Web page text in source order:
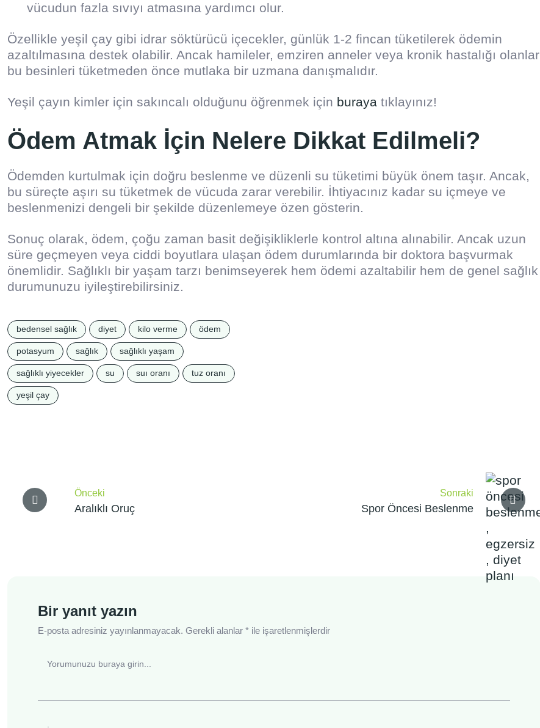
vücudun fazla sıvıyı atmasına yardımcı olur.
Özellikle yeşil çay gibi idrar söktürücü içecekler, günlük 1-2 fincan tüketilerek ödemin
azaltılmasına destek olabilir. Ancak hamileler, emziren anneler veya kronik hastalığı olanlar
bu besinleri tüketmeden önce mutlaka bir uzmana danışmalıdır.
Yeşil çayın kimler için sakıncalı olduğunu öğrenmek için buraya tıklayınız!
Ödem Atmak İçin Nelere Dikkat Edilmeli?
Ödemden kurtulmak için doğru beslenme ve düzenli su tüketimi büyük önem taşır. Ancak,
bu süreçte aşırı su tüketmek de vücuda zarar verebilir. İhtiyacınız kadar su içmeye ve
beslenmenizi dengeli bir şekilde düzenlemeye özen gösterin.
Sonuç olarak, ödem, çoğu zaman basit değişikliklerle kontrol altına alınabilir. Ancak uzun
süre geçmeyen veya ciddi boyutlara ulaşan ödem durumlarında bir doktora başvurmak
önemlidir. Sağlıklı bir yaşam tarzı benimseyerek hem ödemi azaltabilir hem de genel sağlık
durumunuzu iyileştirebilirsiniz.
bedensel sağlık diyet kilo verme ödem
potasyum sağlık sağlıklı yaşam
sağlıklı yiyecekler su suı oranı tuz oranı
yeşil çay
gezinmesi
Önceki
Aralıklı Oruç
Sonraki
Spor Öncesi Beslenme
Bir yanıt yazın
E-posta adresiniz yayınlanmayacak. Gerekli alanlar * ile işaretlenmişlerdir